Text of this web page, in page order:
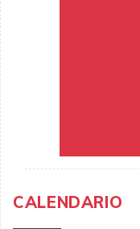
CALENDARIO